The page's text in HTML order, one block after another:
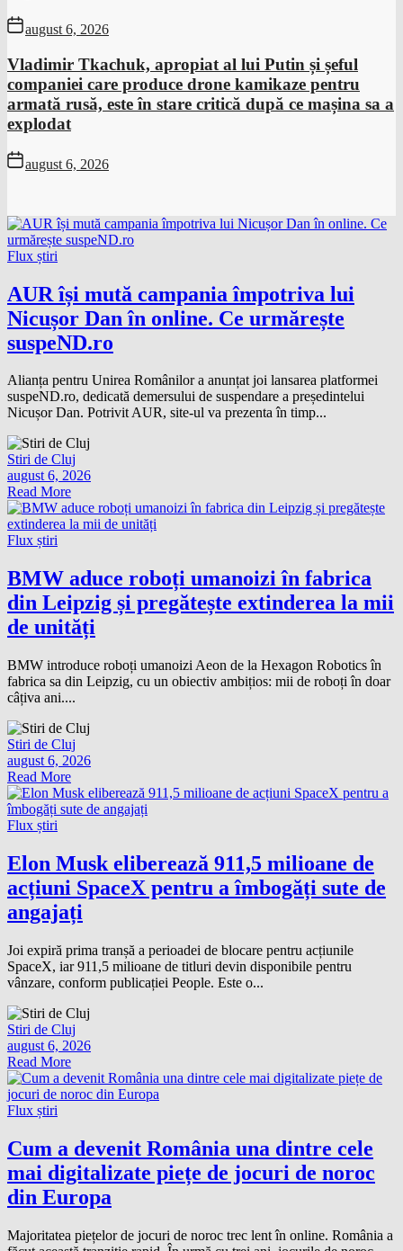
august 6, 2026
Vladimir Tkachuk, apropiat al lui Putin și șeful
companiei care produce drone kamikaze pentru
armată rusă, este în stare critică după ce mașina sa a
explodat
august 6, 2026
Flux știri
AUR își mută campania împotriva lui
Nicușor Dan în online. Ce urmărește
suspeND.ro
Alianța pentru Unirea Românilor a anunțat joi lansarea platformei
suspeND.ro, dedicată demersului de suspendare a președintelui
Nicușor Dan. Potrivit AUR, site-ul va prezenta în timp...
Stiri de Cluj
august 6, 2026
Read More
Flux știri
BMW aduce roboți umanoizi în fabrica
din Leipzig și pregătește extinderea la mii
de unități
BMW introduce roboți umanoizi Aeon de la Hexagon Robotics în
fabrica sa din Leipzig, cu un obiectiv ambițios: mii de roboți în doar
câțiva ani....
Stiri de Cluj
august 6, 2026
Read More
Flux știri
Elon Musk eliberează 911,5 milioane de
acțiuni SpaceX pentru a îmbogăți sute de
angajați
Joi expiră prima tranșă a perioadei de blocare pentru acțiunile
SpaceX, iar 911,5 milioane de titluri devin disponibile pentru
vânzare, conform publicației People. Este o...
Stiri de Cluj
august 6, 2026
Read More
Flux știri
Cum a devenit România una dintre cele
mai digitalizate piețe de jocuri de noroc
din Europa
Majoritatea piețelor de jocuri de noroc trec lent în online. România a